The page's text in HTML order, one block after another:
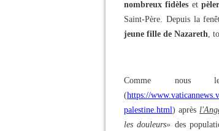
nombreux fidèles et
Saint-Père. Depuis la
jeune fille de Nazareth,
Comme
(https://
palestine.html) après
les douleurs» des